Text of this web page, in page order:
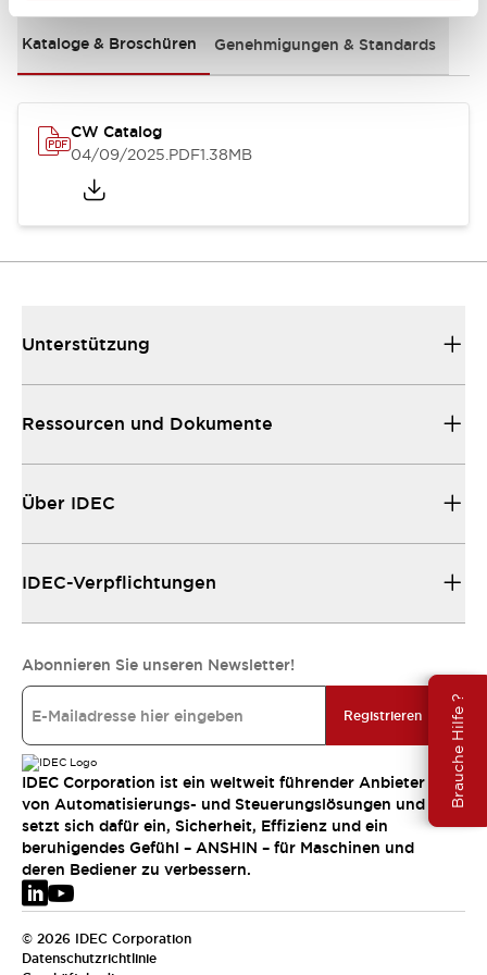
Brauche Hilfe ?
Kataloge & Broschüren Genehmigungen & Standards
CW Catalog
04/09/2025.PDF1.38MB
Unterstützung
Ressourcen und Dokumente
Über IDEC
IDEC-Verpflichtungen
Abonnieren Sie unseren Newsletter!
Registrieren
IDEC Corporation ist ein weltweit führender Anbieter
von Automatisierungs- und Steuerungslösungen und
setzt sich dafür ein, Sicherheit, Effizienz und ein
beruhigendes Gefühl – ANSHIN – für Maschinen und
deren Bediener zu verbessern.
© 2026 IDEC Corporation
Datenschutzrichtlinie